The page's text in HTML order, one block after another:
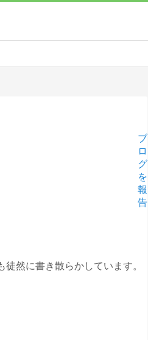
ブ
ロ
グ
を
報
告
然に書き散らかしています。